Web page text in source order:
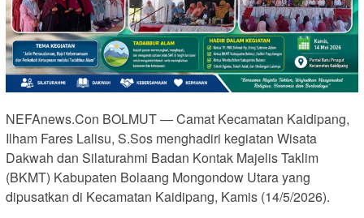
NEFAnews.Con BOLMUT — Camat Kecamatan Kaidipang,
Ilham Fares Lalisu, S.Sos menghadiri kegiatan Wisata
Dakwah dan Silaturahmi Badan Kontak Majelis Taklim
(BKMT) Kabupaten Bolaang Mongondow Utara yang
dipusatkan di Kecamatan Kaidipang, Kamis (14/5/2026).